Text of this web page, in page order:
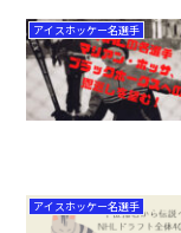
アイスホッケー名選手
アイスホッケー名選手